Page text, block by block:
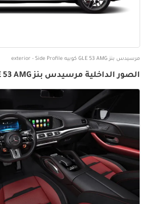
مرسيدس بنز GLE 53 AMG كوبيه exterior - Side Profile
الصور الداخلية مرسيدس بنز GLE 53 AMG كوبيه